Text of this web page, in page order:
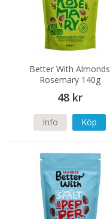
Better With Almonds
Rosemary 140g
48 kr
Info Köp